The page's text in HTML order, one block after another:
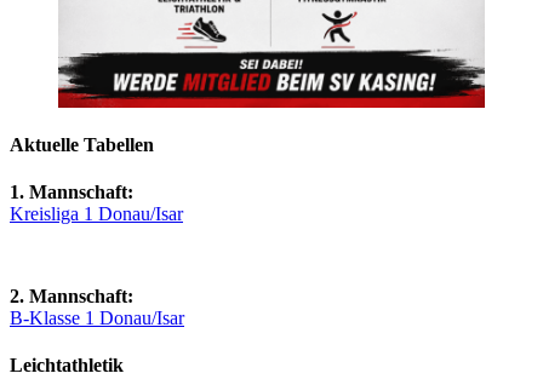
Aktuelle Tabellen
1. Mannschaft:
Kreisliga 1 Donau/Isar
2. Mannschaft:
B-Klasse 1 Donau/Isar
Leichtathletik